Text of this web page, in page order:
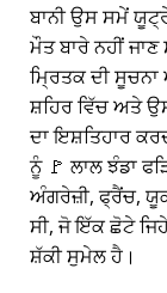
ਬਾਨੀ ਉਸ ਸਮੇਂ
ਮੌਤ ਬਾਰੇ ਨਹੀਂ
ਮ੍ਰਿਤਕ ਦੀ
ਸ਼ਹਿਰ ਵਿੱਚ ਅਤੇ
ਦਾ ਇਸ਼ਤਿਹਾਰ
ਨੂੰ 🚩 ਲਾਲ ਝੰਡਾ
ਅੰਗਰੇਜ਼ੀ, ਫ੍ਰੈਂਚ,
ਸੀ, ਜੋ ਇੱਕ ਛੋਟੇ
ਸ਼ੱਕੀ ਸੁਮੇਲ ਹੈ।